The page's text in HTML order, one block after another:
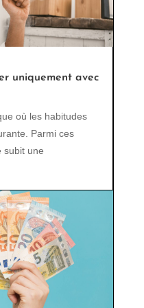
uniquement avec
où les habitudes
Parmi ces
subit une